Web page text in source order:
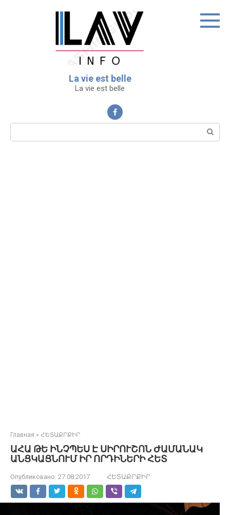
La vie est belle
La vie est belle
Поиск:
Главная » ՀԵՏԱՔՐՔԻՐ
ԱՀԱ ԹԵ ԻՆՉՊԵՍ Է ՍԻՐՈՒՇՈՆ ԺԱՄԱՆԱԿ
ԱՆՑԿԱՑՆՈՒՄ ԻՐ ՈՐԴԻՆԵՐԻ ՀԵՏ
Опубликовано: 27.08.2017 ՀԵՏԱՔՐՔԻՐ